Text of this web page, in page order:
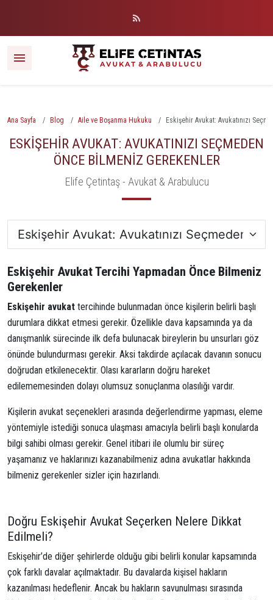
Ana Sayfa Blog Aile ve Boşanma Hukuku Eskişehir Avukat: Avukatınızı
ESKIŞEHIR AVUKAT: AVUKATINIZI SEÇMEDEN
ÖNCE BILMENIZ GEREKENLER
Elife Çetintaş - Avukat & Arabulucu
Eskişehir Avukat Tercihi Yapmadan Önce Bilmeniz
Gerekenler
Eskişehir avukat tercihinde bulunmadan önce kişilerin belirli başlı
durumlara dikkat etmesi gerekir. Özellikle dava kapsamında ya da
danışmanlık sürecinde ilk defa bulunacak bireylerin bu unsurları göz
önünde bulundurması gerekir. Aksi takdirde açılacak davanın sonucu
doğrudan etkilenecektir. Olası kararların doğru hareket
edilememesinden dolayı olumsuz sonuçlanma olasılığı vardır.
Kişilerin avukat seçenekleri arasında değerlendirme yapması, eleme
yöntemiyle istediği sonuca ulaşması amacıyla belirli başlı konularda
bilgi sahibi olması gerekir. Genel itibari ile olumlu bir süreç
yaşamanız ve haklarınızı kazanabilmeniz adına avukatlar hakkında
bilmeniz gerekenler sizler için hazırlandı.
Doğru Eskişehir Avukat Seçerken Nelere Dikkat
Edilmeli?
Eskişehir’de diğer şehirlerde olduğu gibi belirli konular kapsamında
çok farklı davalar açılmaktadır. Bu davalarda kişisel hakların
kazanılması hedeflenir. Ancak bu hakların savunulması sırasında